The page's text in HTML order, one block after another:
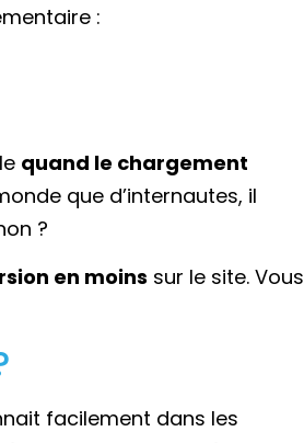
:
quand le chargement
que d’internautes, il
?
en moins sur le site. Vous
facilement dans les